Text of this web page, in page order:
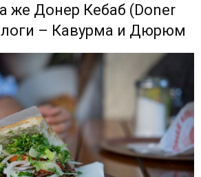
же Донер Кебаб (Doner
– Кавурма и Дюрюм